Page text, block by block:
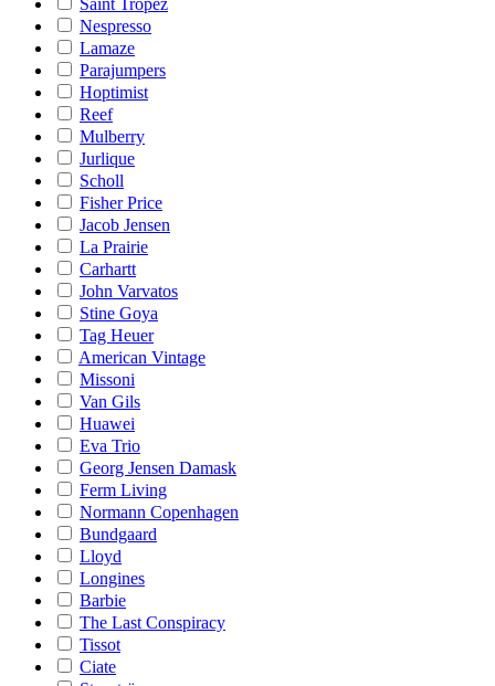
Saint Tropez
Nespresso
Lamaze
Parajumpers
Hoptimist
Reef
Mulberry
Jurlique
Scholl
Fisher Price
Jacob Jensen
La Prairie
Carhartt
John Varvatos
Stine Goya
Tag Heuer
American Vintage
Missoni
Van Gils
Huawei
Eva Trio
Georg Jensen Damask
Ferm Living
Normann Copenhagen
Bundgaard
Lloyd
Longines
Barbie
The Last Conspiracy
Tissot
Ciate